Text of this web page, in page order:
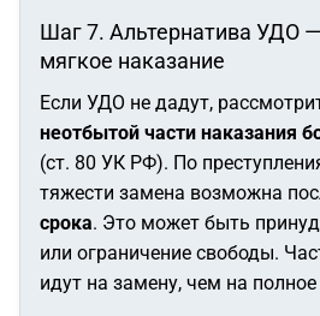
Шаг 7. Альтернатива УДО
мягкое наказание
Если УДО не дадут,
неотбытой части наказания
(ст. 80 УК РФ). По
тяжести замена возможна
срока. Это может быть
или ограничение свободы.
идут на замену, чем на